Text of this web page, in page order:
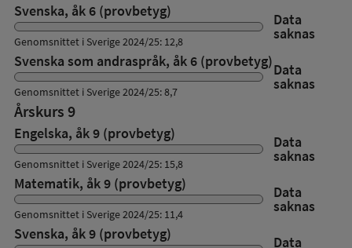
Svenska, åk 6 (provbetyg) Data
saknas
Genomsnittet i Sverige 2024/25: 12,8
Svenska som andraspråk, åk 6 (provbetyg)Data
saknas
Genomsnittet i Sverige 2024/25: 8,7
Årskurs 9
Engelska, åk 9 (provbetyg) Data
saknas
Genomsnittet i Sverige 2024/25: 15,8
Matematik, åk 9 (provbetyg) Data
saknas
Genomsnittet i Sverige 2024/25: 11,4
Svenska, åk 9 (provbetyg) Data